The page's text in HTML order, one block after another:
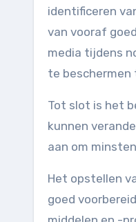
identificeren
van vooraf
media tijdens
te
Tot slot is het
kunnen
aan om
Het opstellen
goed